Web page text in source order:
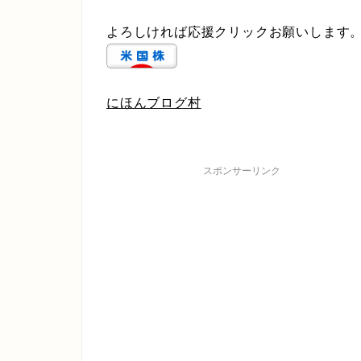
よろしければ応援クリックお願いします。
にほんブログ村
スポンサーリンク